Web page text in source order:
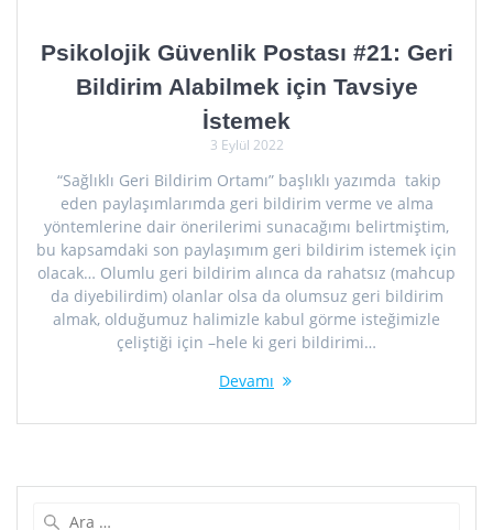
Psikolojik Güvenlik Postası #21: Geri
Bildirim Alabilmek için Tavsiye
İstemek
3 Eylül 2022
“Sağlıklı Geri Bildirim Ortamı” başlıklı yazımda takip
eden paylaşımlarımda geri bildirim verme ve alma
yöntemlerine dair önerilerimi sunacağımı belirtmiştim,
bu kapsamdaki son paylaşımım geri bildirim istemek için
olacak… Olumlu geri bildirim alınca da rahatsız (mahcup
da diyebilirdim) olanlar olsa da olumsuz geri bildirim
almak, olduğumuz halimizle kabul görme isteğimizle
çeliştiği için –hele ki geri bildirimi…
Devamı